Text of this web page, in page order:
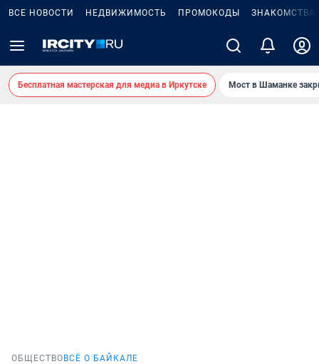
ВСЕ НОВОСТИ НЕДВИЖИМОСТЬ ПРОМОКОДЫ ЗНАКОМСТВА
Бесплатная мастерская для медиа в Иркутске Мост в Шаманке
ОБЩЕСТВО ВСЁ О БАЙКАЛЕ